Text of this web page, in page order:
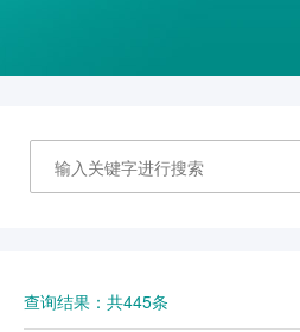
查询结果：共445条